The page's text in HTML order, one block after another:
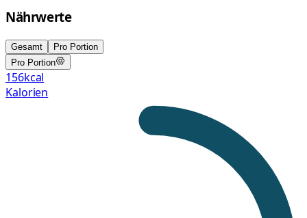
Nährwerte
Gesamt
Pro Portion
Pro Portion
156kcal
Kalorien